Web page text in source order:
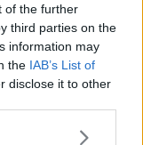
of the further
third parties on the
information may
the IAB’s List of
disclose it to other
e geotermia
2013